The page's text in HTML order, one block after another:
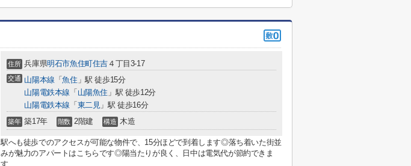
住所 兵庫県明石市魚住町住吉 ４丁目3-17
交通 山陽本線 「魚住 」駅 徒歩15分
山陽電鉄本線 「 山陽魚住 」駅 徒歩12分
山陽電鉄本線 「 東二見」駅 徒歩16分
築年 築17年 階数 2階建 構造 木造
駅へも徒歩でのアクセスが可能な物件で、15分ほどで到着します◎落ち着いた街並
みが魅力のアパートはこちらです◎陽当たりが良く、日中は電気代が節約できま
す...